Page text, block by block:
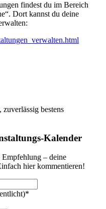
findest du im Bereich
Dort kannst du deine
bestens
Kalender
– deine
hier kommentieren!
*